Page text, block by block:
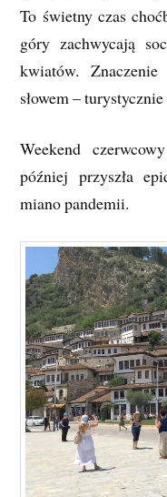
To świetny czas
góry zachwycają
kwiatów.
słowem –
Weekend
później przyszła
miano pandemii.